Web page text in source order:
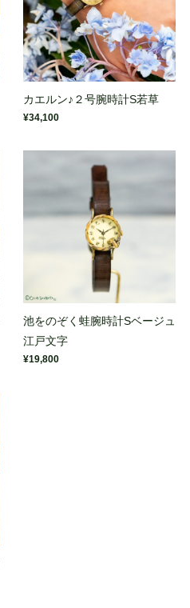
カエルン♪２号腕時計S若草
¥34,100
池をのぞく蛙腕時計Sベージュ
江戸文字
¥19,800